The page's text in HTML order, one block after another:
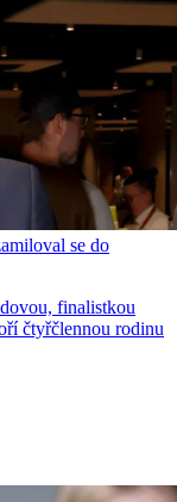
se do
finalistkou
čtyřčlennou rodinu